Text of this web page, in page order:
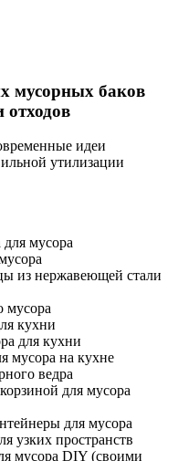
мусорных баков
отходов
идеи
утилизации